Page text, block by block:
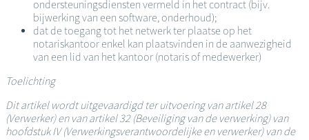
ondersteuningsdiensten vermeld in het contract (bijv.
bijwerking van een software, onderhoud);
dat de toegang tot het netwerk ter plaatse op het
notariskantoor enkel kan plaatsvinden in de aanwezigheid
van een lid van het kantoor (notaris of medewerker)
Toelichting
Dit artikel wordt uitgevaardigd ter uitvoering van artikel 28
(Verwerker) en van artikel 32 (Beveiliging van de verwerking) van
hoofdstuk IV (Verwerkingsverantwoordelijke en verwerker) van de